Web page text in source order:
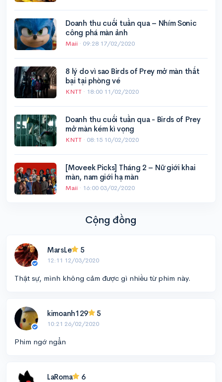
Doanh thu cuối tuần qua – Nhím Sonic
công phá màn ảnh
Maii · 09:28 17/02/2020
8 lý do vì sao Birds of Prey mở màn thất
bại tại phòng vé
KNTT · 18:00 11/02/2020
Doanh thu cuối tuần qua - Birds of Prey
mở màn kém kì vọng
KNTT · 08:15 10/02/2020
[Moveek Picks] Tháng 2 – Nữ giới khai
màn, nam giới hạ màn
Maii · 16:00 03/02/2020
Cộng đồng
MarsLe 5
12:11 12/03/2020
Thật sự, mình không cảm được gì nhiều từ phim này.
kimoanh129 5
10:21 26/02/2020
Phim ngớ ngẩn
LaRoma 6